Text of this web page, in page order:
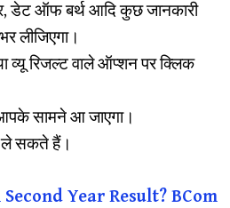
डेट ऑफ बर्थ आदि कुछ जानकारी
लीजिएगा।
व्यू रिजल्ट वाले ऑप्शन पर क्लिक
सामने आ जाएगा।
ले सकते हैं।
Second Year Result? BCom